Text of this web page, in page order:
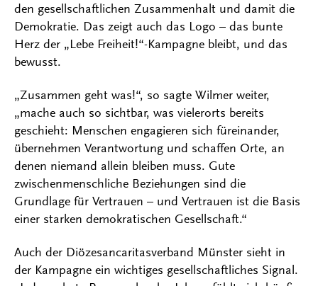
den gesellschaftlichen Zusammenhalt und damit die
Demokratie. Das zeigt auch das Logo – das bunte
Herz der „Lebe Freiheit!“-Kampagne bleibt, und das
bewusst.
„Zusammen geht was!“, so sagte Wilmer weiter,
„mache auch so sichtbar, was vielerorts bereits
geschieht: Menschen engagieren sich füreinander,
übernehmen Verantwortung und schaffen Orte, an
denen niemand allein bleiben muss. Gute
zwischenmenschliche Beziehungen sind die
Grundlage für Vertrauen – und Vertrauen ist die Basis
einer starken demokratischen Gesellschaft.“
Auch der Diözesancaritasverband Münster sieht in
der Kampagne ein wichtiges gesellschaftliches Signal.